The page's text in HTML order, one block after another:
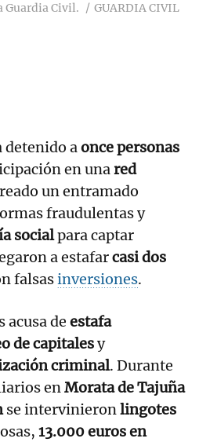
Guardia Civil. GUARDIA CIVIL
detenido aonce personas
en unared
un entramado
fraudulentas y
socialpara captar
a estafarcasi dos
falsasinversiones.
acusa de estafa
de capitalesy
criminal. Durante
enMorata de Tajuña
se intervinieronlingotes
13.000 euros en